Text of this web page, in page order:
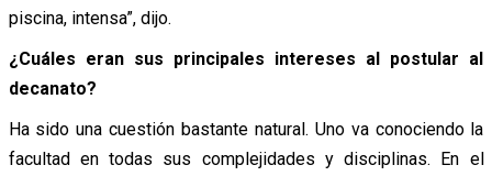
piscina, intensa”, dijo.
¿Cuáles eran sus principales intereses al postular al
decanato?
Ha sido una cuestión bastante natural. Uno va conociendo la
facultad en todas sus complejidades y disciplinas. En el